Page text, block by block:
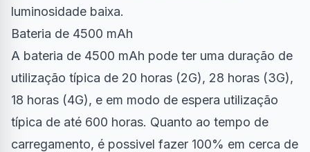
luminosidade baixa.
Bateria de 4500 mAh
A bateria de 4500 mAh pode ter uma duração de
utilização típica de 20 horas (2G), 28 horas (3G),
18 horas (4G), e em modo de espera utilização
típica de até 600 horas. Quanto ao tempo de
carregamento, é possivel fazer 100% em cerca de